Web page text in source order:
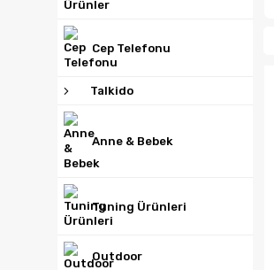
Cep Telefonu
Talkido
Anne & Bebek
Tuning Ürünleri
Outdoor